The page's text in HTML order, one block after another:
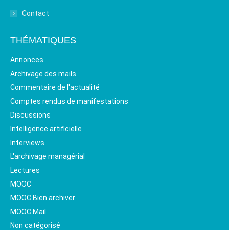
Contact
THÉMATIQUES
Annonces
Archivage des mails
Commentaire de l'actualité
Comptes rendus de manifestations
Discussions
Intelligence artificielle
Interviews
L'archivage managérial
Lectures
MOOC
MOOC Bien archiver
MOOC Mail
Non catégorisé